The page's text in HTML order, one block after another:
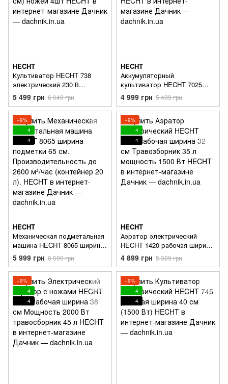
HECHT
Культиватор HECHT 738
электрический 230 В
мощность 1000 Вт (ширина
обработки 36,5 см) ножей
4шт
5 499 грн 6 049 грн
HECHT
Аккумуляторный
культиватор HECHT 7025
под АКБ 20 В рабочая
ширина 20 см (без АКБ)
4 999 грн 5 499 грн
−9%
4
4
HECHT
Механическая подметальная
машина HECHT 8065 ширина
подметки 65 см.
Производительность до 2600
м²/час (контейнер 20 л).
5 999 грн 6 599 грн
−9%
4
4
HECHT
Аэратор электрический
HECHT 1420 рабочая ширина
32 см Травозборник 35 л
мощность 1500 Вт
4 899 грн 5 389 грн
−9%
4
4
−9%
4
4